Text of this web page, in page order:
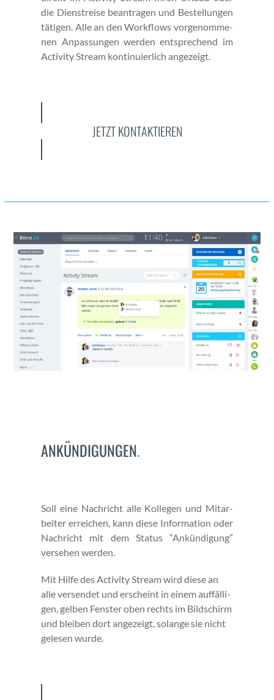
die Dien­streise beantra­gen und Bestel­lun­gen
täti­gen. Alle an den Work­flows vorgenomme­
nen Anpas­sun­gen wer­den entsprechend im
Activ­i­ty Stream kon­tinuier­lich angezeigt.
JETZT KONTAKTIEREN
ANKÜNDIGUNGEN.
Soll eine Nachricht alle Kol­le­gen und Mitar­
beit­er erre­ichen, kann diese Infor­ma­tion oder
Nachricht mit dem Sta­tus “Ankündi­gung”
verse­hen wer­den.
Mit Hil­fe des Activ­i­ty Stream wird diese an
alle versendet und erscheint in einem auf­fäl­li­
gen, gel­ben Fen­ster oben rechts im Bild­schirm
und bleiben dort angezeigt, solange sie nicht
gele­sen wurde.